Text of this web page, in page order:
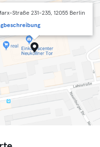
Straße 231-235, 12055 Berlin